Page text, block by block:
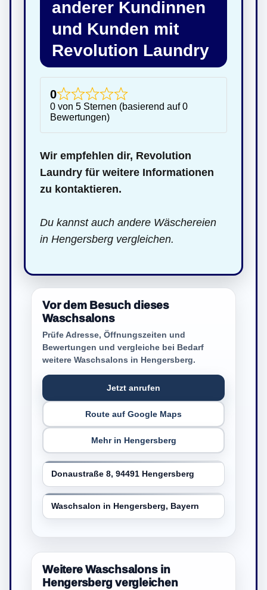
anderer Kundinnen
und Kunden mit
Revolution Laundry
0
0 von 5 Sternen (basierend auf 0
Bewertungen)
Wir empfehlen dir, Revolution
Laundry für weitere Informationen
zu kontaktieren.
Du kannst auch andere Wäschereien
in Hengersberg vergleichen.
Vor dem Besuch dieses
Waschsalons
Prüfe Adresse, Öffnungszeiten und
Bewertungen und vergleiche bei Bedarf
weitere Waschsalons in Hengersberg.
Jetzt anrufen
Route auf Google Maps
Mehr in Hengersberg
Donaustraße 8, 94491 Hengersberg
Waschsalon in Hengersberg, Bayern
Weitere Waschsalons in
Hengersberg vergleichen